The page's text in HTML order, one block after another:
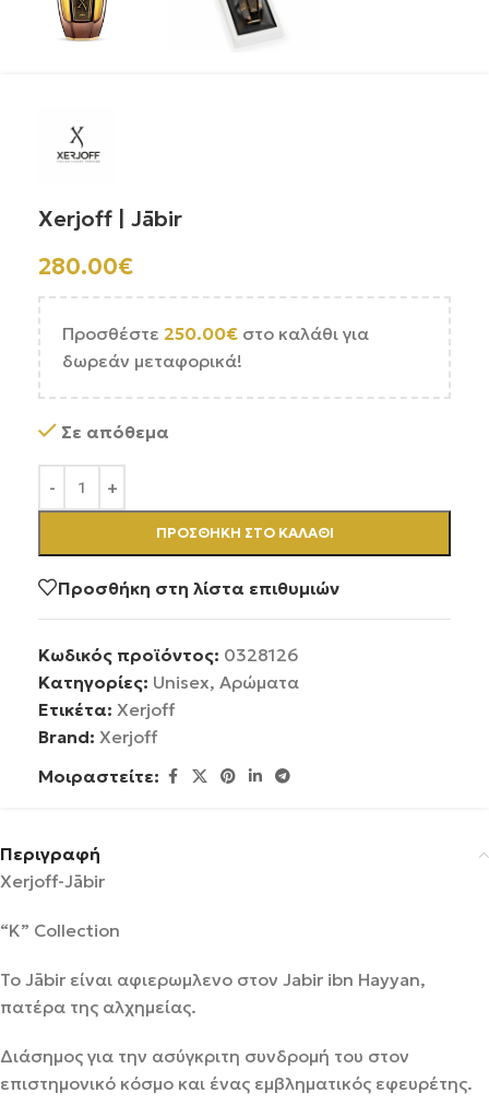
Xerjoff | Jābir
280.00€
Προσθέστε 250.00€ στο καλάθι για
δωρεάν μεταφορικά!
Σε απόθεμα
ΠΡΟΣΘΉΚΗ ΣΤΟ ΚΑΛΆΘΙ
Προσθήκη στη λίστα επιθυμιών
Κωδικός προϊόντος: 0328126
Κατηγορίες: Unisex, Αρώματα
Ετικέτα: Xerjoff
Brand: Xerjoff
Μοιραστείτε:
Περιγραφή
Xerjoff-Jābir
“K” Collection
Το Jābir είναι αφιερωμλενο στον Jabir ibn Hayyan,
πατέρα της αλχημείας.
Διάσημος για την ασύγκριτη συνδρομή του στον
επιστημονικό κόσμο και ένας εμβληματικός εφευρέτης.